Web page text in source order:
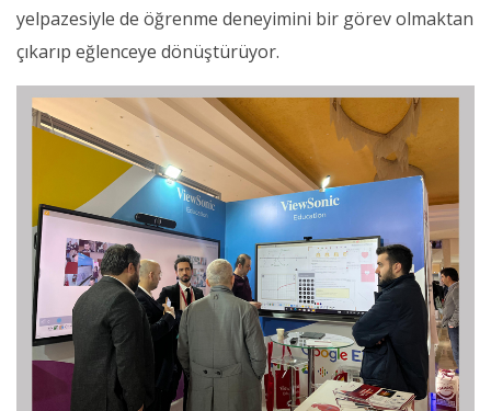
yelpazesiyle de öğrenme deneyimini bir görev olmaktan
çıkarıp eğlenceye dönüştürüyor.